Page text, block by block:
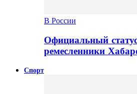
В России
Официальный
ремесленники
Спорт